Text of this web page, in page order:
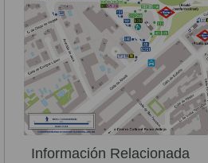
Información Relacionada